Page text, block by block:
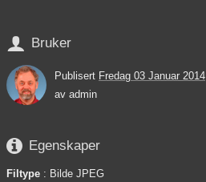
 Bruker
Publisert Fredag 03 Januar 2014
av admin
 Egenskaper
Filtype : Bilde JPEG